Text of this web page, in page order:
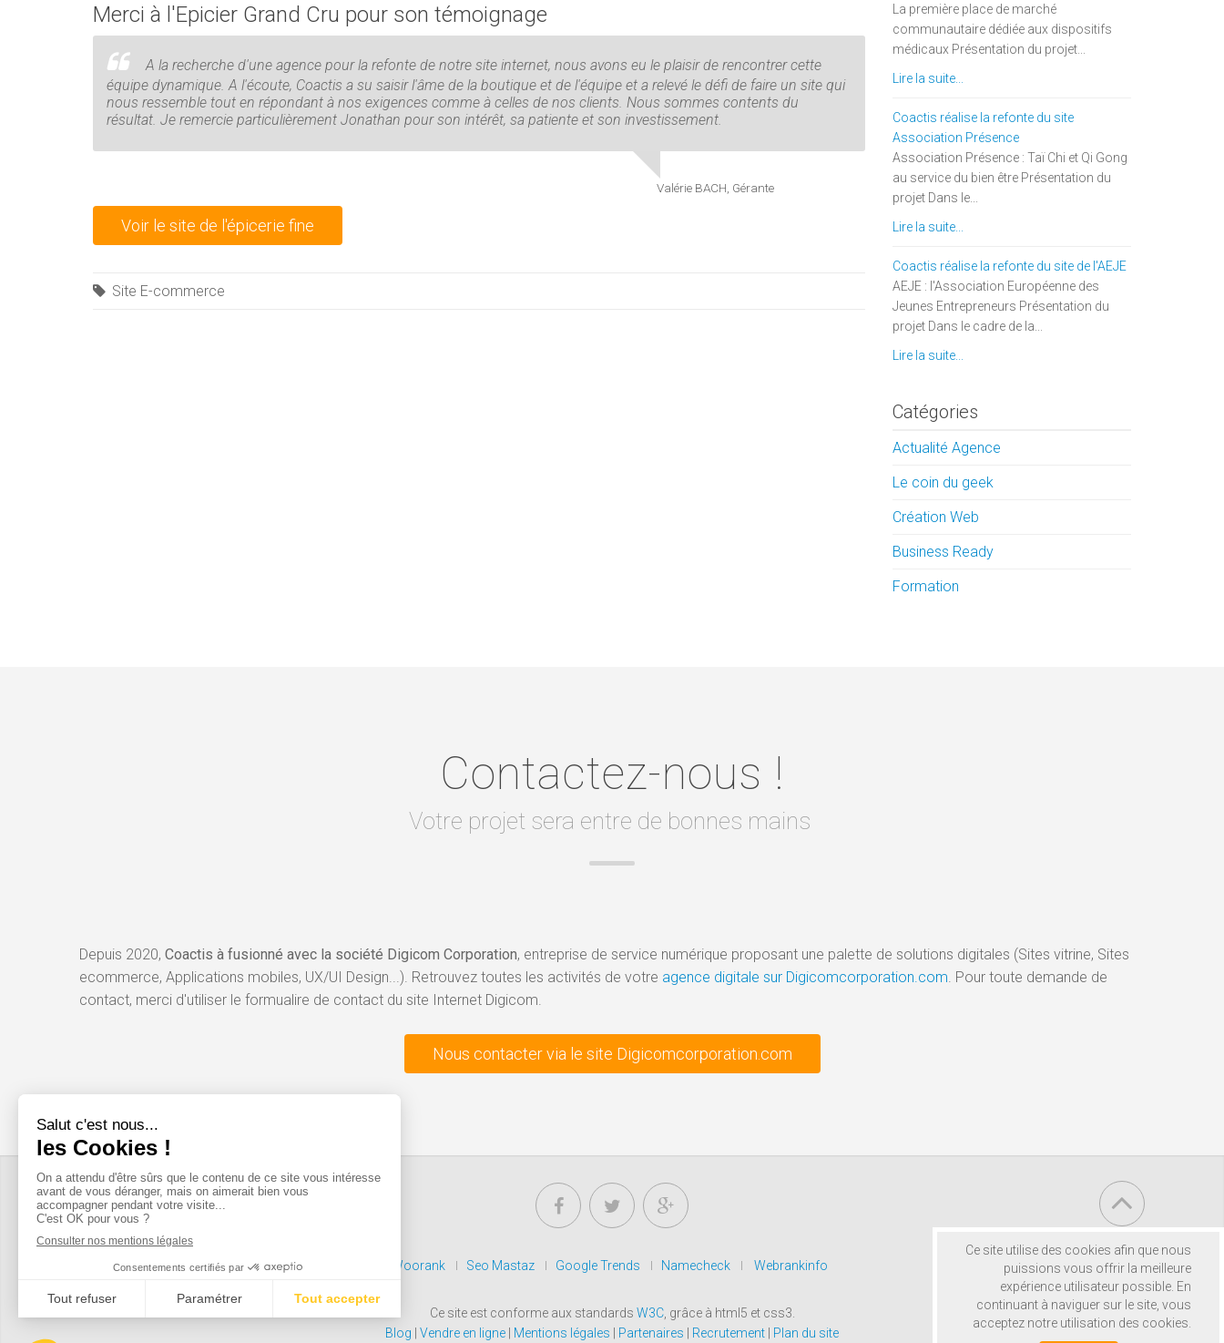
Merci à l'Epicier Grand Cru pour son témoignage
A la recherche d'une agence pour la refonte de notre site internet, nous avons eu le plaisir de rencontrer cette
équipe dynamique. A l'écoute, Coactis a su saisir l'âme de la boutique et de l'équipe et a relevé le défi de faire un site qui
nous ressemble tout en répondant à nos exigences comme à celles de nos clients. Nous sommes contents du
résultat. Je remercie particulièrement Jonathan pour son intérêt, sa patiente et son investissement.
Valérie BACH, Gérante
Voir le site de l'épicerie fine
Site E-commerce
La première place de marché
communautaire dédiée aux dispositifs
médicaux Présentation du projet...
Lire la suite...
Coactis réalise la refonte du site
Association Présence
Association Présence : Taï Chi et Qi Gong
au service du bien être Présentation du
projet Dans le...
Lire la suite...
Coactis réalise la refonte du site de l'AEJE
AEJE : l'Association Européenne des
Jeunes Entrepreneurs Présentation du
projet Dans le cadre de la...
Lire la suite...
Catégories
Actualité Agence
Le coin du geek
Création Web
Business Ready
Formation
Contactez-nous !
Votre projet sera entre de bonnes mains
Depuis 2020, Coactis à fusionné avec la société Digicom Corporation, entreprise de service numérique proposant une palette de solutions digitales (Sites vitrine, Sites
ecommerce, Applications mobiles, UX/UI Design...). Retrouvez toutes les activités de votre agence digitale sur Digicomcorporation.com. Pour toute demande de
contact, merci d'utiliser le formualire de contact du site Internet Digicom.
Nous contacter via le site Digicomcorporation.com
Woorank Seo Mastaz Google Trends Namecheck Webrankinfo
Ce site est conforme aux standards W3C, grâce à html5 et css3.
Blog
Vendre en ligne Mentions légales Partenaires Recrutement Plan du site
Ce site utilise des cookies afin que nous
puissions vous offrir la meilleure
expérience utilisateur possible. En
continuant à naviguer sur le site, vous
acceptez notre utilisation des cookies.